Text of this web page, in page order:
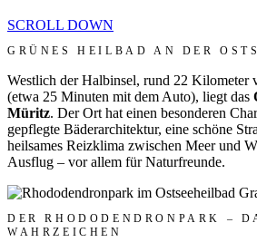
SCROLL DOWN
GRÜNES HEILBAD AN DER
Westlich der Halbinsel, rund 22 Kilometer
(etwa 25 Minuten mit dem Auto), liegt das
Müritz. Der Ort hat einen besonderen
gepflegte Bäderarchitektur, eine schöne
heilsames Reizklima zwischen Meer und
Ausflug – vor allem für Naturfreunde.
DER RHODODENDRONPARK –
WAHRZEICHEN